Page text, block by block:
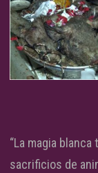
“La magia
sacrificios de